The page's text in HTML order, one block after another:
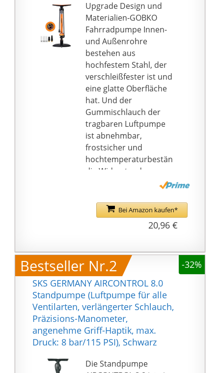
Upgrade Design und
Materialien-GOBKO
Fahrradpumpe Innen-
und Außenrohre
bestehen aus
hochfestem Stahl, der
verschleißfester ist und
eine glatte Oberfläche
hat. Und der
Gummischlauch der
tragbaren Luftpumpe
ist abnehmbar,
frostsicher und
hochtemperaturbestän
dig Widerstand,
breitere und dickere
rutschfest, einfacher
schnell aufzublasen
Präzisionsgefertigt mit
Easy-Indikator-
Pumpenkopf, der
sowohl auf Shrader- als
auch auf Presta-Ventile
passt, sodass Sie vor
einem Rennen oder
Training ein schnelles,
genaues und
zuverlässiges
Aufpumpen erhalten.
Bei Amazon kaufen*
20,96 €
Bestseller Nr.2
-32%
SKS GERMANY AIRCONTROL 8.0
Standpumpe (Luftpumpe für alle
Ventilarten, verlängerter Schlauch,
Präzisions-Manometer,
angenehme Griff-Haptik, max.
Druck: 8 bar/115 PSI), Schwarz
Die Standpumpe